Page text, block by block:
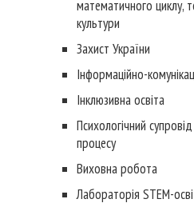
математичного циклу,
культури
Захист України
Інформаційно-
Інклюзивна освіта
Психологічний
процесу
Виховна робота
Лабораторія STEM-